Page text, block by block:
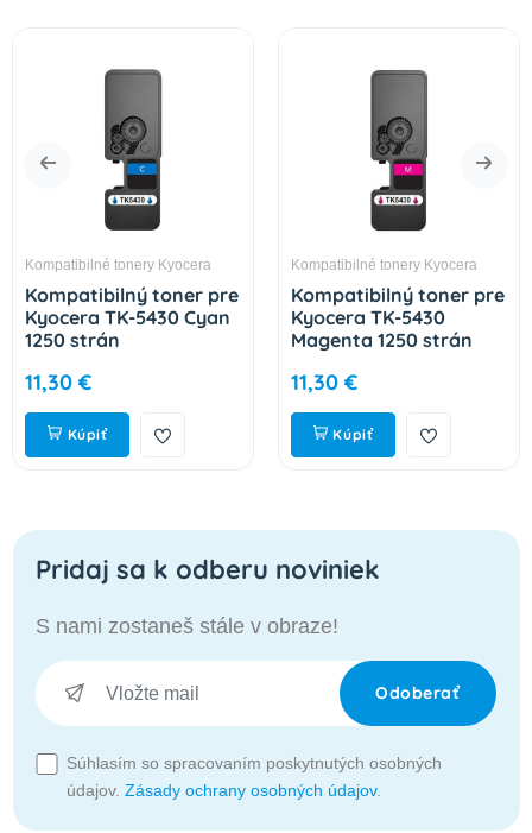
Kompatibilné tonery Kyocera
Kompatibilný toner pre
Kyocera TK-5430 Cyan
1250 strán
11,30 €
Kúpiť
Kompatibilné tonery Kyocera
Kompatibilný toner pre
Kyocera TK-5430
Magenta 1250 strán
11,30 €
Kúpiť
Pridaj sa k odberu noviniek
S nami zostaneš stále v obraze!
Odoberať
Súhlasím so spracovaním poskytnutých osobných
údajov. Zásady ochrany osobných údajov.